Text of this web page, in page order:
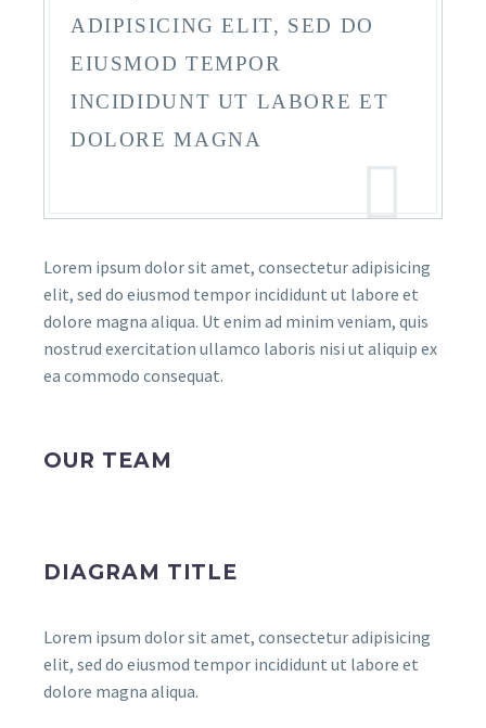
ADIPISICING ELIT, SED DO
EIUSMOD TEMPOR
INCIDIDUNT UT LABORE ET
DOLORE MAGNA
Lorem ipsum dolor sit amet, consectetur adipisicing
elit, sed do eiusmod tempor incididunt ut labore et
dolore magna aliqua. Ut enim ad minim veniam, quis
nostrud exercitation ullamco laboris nisi ut aliquip ex
ea commodo consequat.
OUR TEAM
DIAGRAM TITLE
Lorem ipsum dolor sit amet, consectetur adipisicing
elit, sed do eiusmod tempor incididunt ut labore et
dolore magna aliqua.